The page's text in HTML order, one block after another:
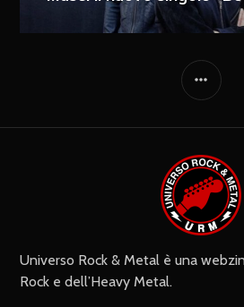
Ricevi i nuovi articoli
Immediata
Ricevi i nuovi
Do il mio consenso
cookie salvi i miei dati
sito web) per il
Universo Rock & Metal è una
Rock e dell’Heavy Metal.